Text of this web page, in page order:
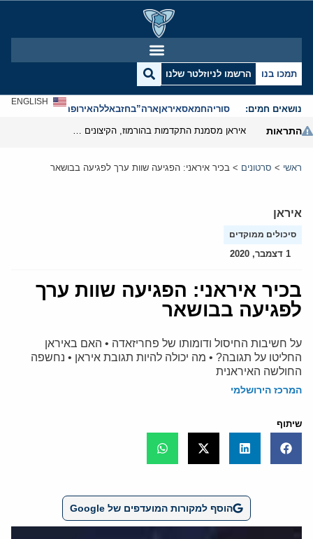
תמכו בנו הרשמו לניוזלטר שלנו
נושאים חמים: סוריהחמאסאיראןארה”בחזבאללהאירופהאנטישמיות
ENGLISH
התראות
ראשי > סרטונים > בכיר איראני: הפגיעה שוות ערך לפגיעה בבושאר
איראן
סיכולים ממוקדים
1 דצמבר, 2020
בכיר איראני: הפגיעה שוות ערך
לפגיעה בבושאר
על חשיבות החיסול ודומותו של פחריזאדה • האם באיראן
החליטו על תגובה? • מה יכולה להיות תגובת איראן • נחשפה
החולשה האיראנית
המרכז הירושלמי
שיתוף
הוסף למקורות המועדפים של Google